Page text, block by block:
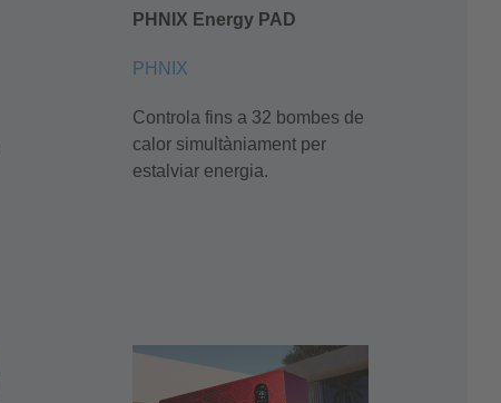
PHNIX Energy PAD
PHNIX
Controla fins a 32 bombes de
calor simultàniament per
estalviar energia.